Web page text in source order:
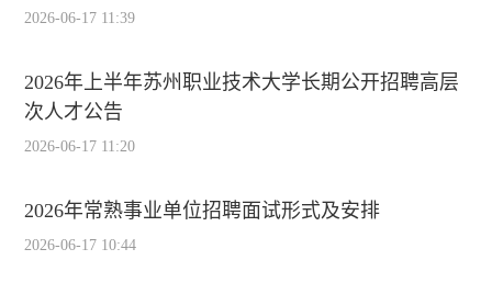
2026-06-17 11:39
2026年上半年苏州职业技术大学长期公开招聘高层
次人才公告
2026-06-17 11:20
2026年常熟事业单位招聘面试形式及安排
2026-06-17 10:44